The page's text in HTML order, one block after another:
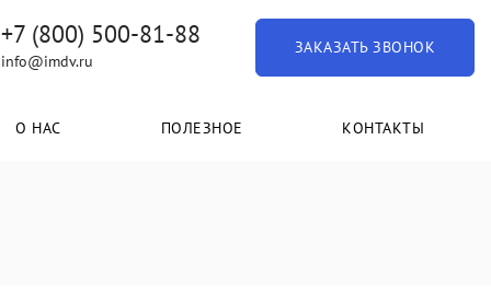
+7 (800) 500-81-88
info@imdv.ru
ЗАКАЗАТЬ ЗВОНОК
О НАС ПОЛЕЗНОЕ КОНТАКТЫ